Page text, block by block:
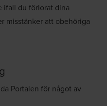
ifall du förlorat dina
misstänker att obehöriga
Portalen för något av